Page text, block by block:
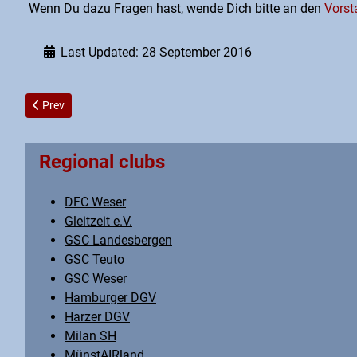
Wenn Du dazu Fragen hast, wende Dich bitte an den
Last Updated: 28 September 2016
Previous article: Saison 2015 +
Prev
Regional clubs
DFC Weser
Gleitzeit e.V.
GSC Landesbergen
GSC Teuto
GSC Weser
Hamburger DGV
Harzer DGV
Milan SH